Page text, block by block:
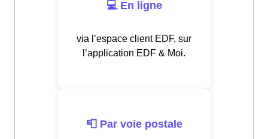
💻 En ligne
via l’espace client EDF, sur
l’application EDF & Moi.
📮 Par voie postale